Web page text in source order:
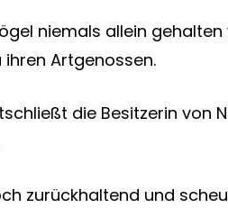
niemals allein
Artgenossen.
die Besitzerin von
zurückhaltend und